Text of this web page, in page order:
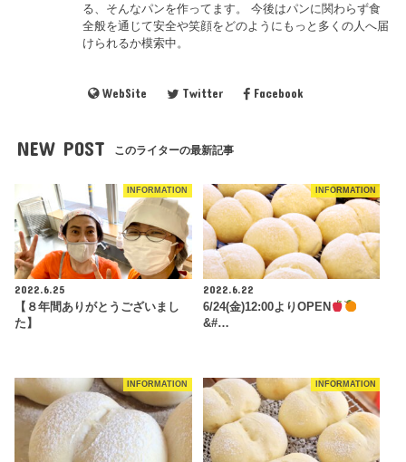
る、そんなパンを作ってます。 今後はパンに関わらず食
全般を通じて安全や笑顔をどのようにもっと多くの人へ届
けられるか模索中。
WebSite Twitter Facebook
NEW POST このライターの最新記事
INFORMATION
2022.6.25
【８年間ありがとうございまし
た】
INFORMATION
2022.6.22
6/24(金)12:00よりOPEN
&#…
INFORMATION INFORMATION